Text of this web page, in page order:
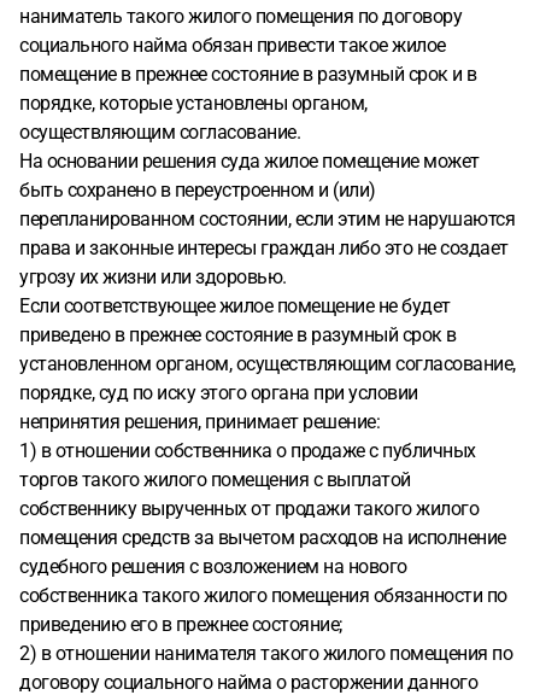
наниматель такого жилого помещения по договору
социального найма обязан привести такое жилое
помещение в прежнее состояние в разумный срок и в
порядке, которые установлены органом,
осуществляющим согласование.
На основании решения суда жилое помещение может
быть сохранено в переустроенном и (или)
перепланированном состоянии, если этим не нарушаются
права и законные интересы граждан либо это не создает
угрозу их жизни или здоровью.
Если соответствующее жилое помещение не будет
приведено в прежнее состояние в разумный срок в
установленном органом, осуществляющим согласование,
порядке, суд по иску этого органа при условии
непринятия решения, принимает решение:
1) в отношении собственника о продаже с публичных
торгов такого жилого помещения с выплатой
собственнику вырученных от продажи такого жилого
помещения средств за вычетом расходов на исполнение
судебного решения с возложением на нового
собственника такого жилого помещения обязанности по
приведению его в прежнее состояние;
2) в отношении нанимателя такого жилого помещения по
договору социального найма о расторжении данного